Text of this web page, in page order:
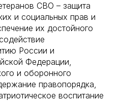
СВО – защита
и социальных прав и
их достойного
России и
Федерации,
и оборонного
правопорядка,
воспитание